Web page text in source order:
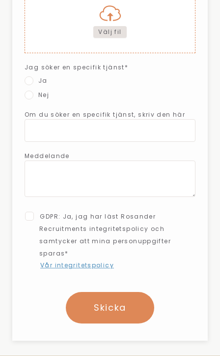
Välj fil
Jag söker en specifik tjänst*
Ja
Nej
Om du söker en specifik tjänst, skriv den här
Meddelande
GDPR: Ja, jag har läst Rosander
Recruitments integritetspolicy och
samtycker att mina personuppgifter
sparas*
Vår integritetspolicy
Skicka